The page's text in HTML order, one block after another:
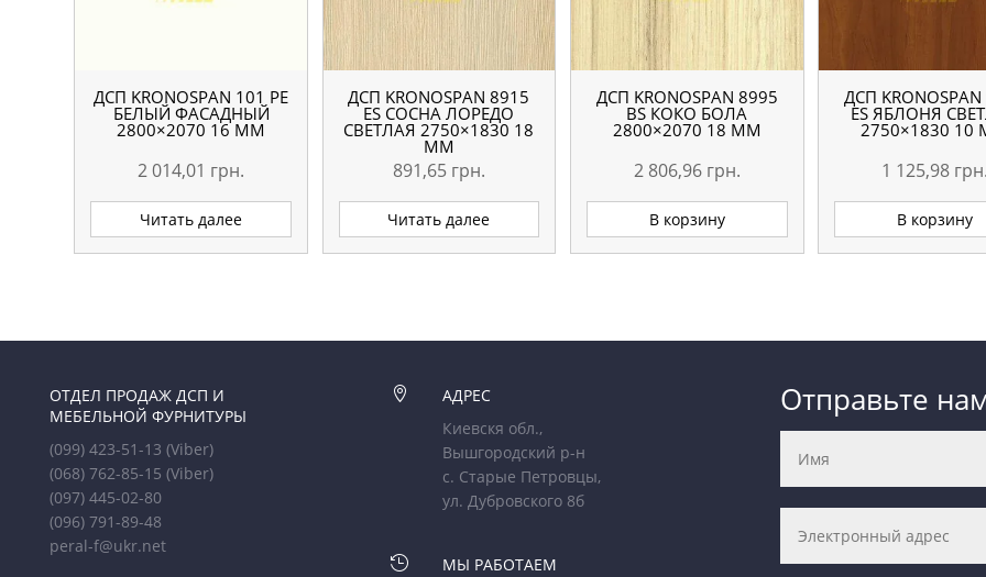
ДСП KRONOSPAN 101 РЕ
БЕЛЫЙ ФАСАДНЫЙ
2800×2070 16 ММ
2 014,01 грн.
Читать далее
ДСП KRONOSPAN 8915
ES СОСНА ЛОРЕДО
СВЕТЛАЯ 2750×1830 18
ММ
891,65 грн.
Читать далее
ДСП KRONOSPAN 8995
ВS КОКО БОЛА
2800×2070 18 ММ
2 806,96 грн.
В корзину
ДСП
ES ЯБЛОНЯ
2750×1830 10
1 125,98 грн.
В корзину
ОТДЕЛ ПРОДАЖ ДСП И
МЕБЕЛЬНОЙ ФУРНИТУРЫ
(099) 423-51-13(Viber)
(068) 762-85-15(Viber)
(097) 445-02-80
(096) 791-89-48
peral-f@ukr.net

АДРЕС
Киевскя обл.,
Вышгородский р-н
с. Старые Петровцы,
ул. Дубровского 8б
 МЫ РАБОТАЕМ
Отправьте